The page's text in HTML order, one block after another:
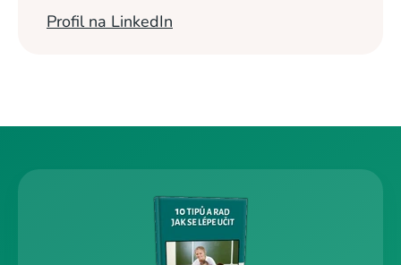
Profil na LinkedIn